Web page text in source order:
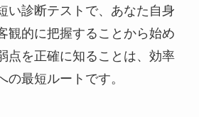
い診断テストで、あなた自身
観的に把握することから始め
点を正確に知ることは、効率
の最短ルートです。